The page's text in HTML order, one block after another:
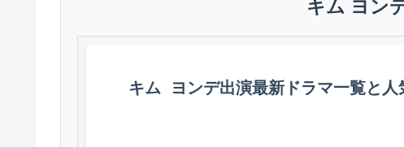
キム ヨン
キム ヨンデ出演最新ドラマ一覧と人